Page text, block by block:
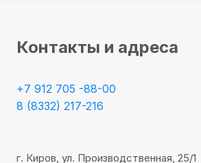
Контакты и адреса
+7 912 705 -88-00
8 (8332) 217-216
г. Киров, ул. Производственная, 25/1